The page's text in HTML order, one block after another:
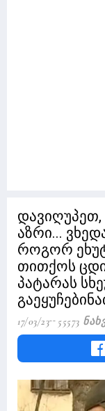
დავიღუპეთ,
აზრი...
როგორ
თითქოს
პატარას
17/03/23 55573